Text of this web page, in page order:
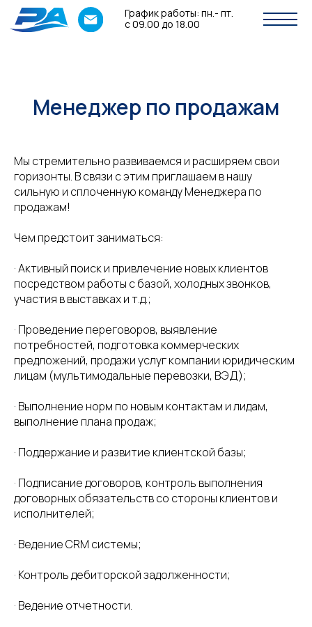
График работы: пн.- пт.
с 09.00 до 18.00
Менеджер по продажам
Мы стремительно развиваемся и расширяем свои
горизонты. В связи с этим приглашаем в нашу
сильную и сплоченную команду Менеджера по
продажам!
Чем предстоит заниматься:
· Активный поиск и привлечение новых клиентов
посредством работы с базой, холодных звонков,
участия в выставках и т.д.;
· Проведение переговоров, выявление
потребностей, подготовка коммерческих
предложений, продажи услуг компании юридическим
лицам (мультимодальные перевозки, ВЭД);
· Выполнение норм по новым контактам и лидам,
выполнение плана продаж;
· Поддержание и развитие клиентской базы;
· Подписание договоров, контроль выполнения
договорных обязательств со стороны клиентов и
исполнителей;
· Ведение CRM системы;
· Контроль дебиторской задолженности;
· Ведение отчетности.